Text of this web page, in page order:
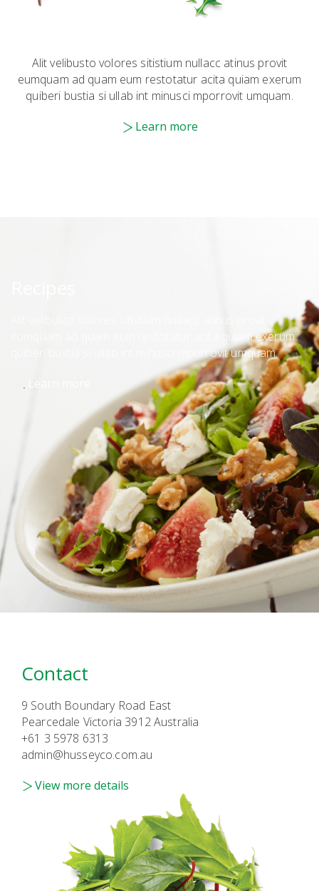
Alit velibusto volores sitistium nullacc atinus provit
eumquam ad quam eum restotatur acita quiam exerum
quiberi bustia si ullab int minusci mporrovit umquam.
Learn more
eumquam ad quam eum restotatur acita quiam exerum
quiberi bustia si ullab int minusci mporrovit umquam.
Contact
9 South Boundary Road East
Pearcedale Victoria 3912 Australia
+61 3 5978 6313
admin@husseyco.com.au
View more details